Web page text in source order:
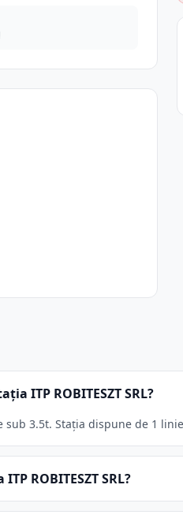
ITP ROBITESZT SRL?
sub 3.5t. Stația dispune de 1
ROBITESZT SRL?